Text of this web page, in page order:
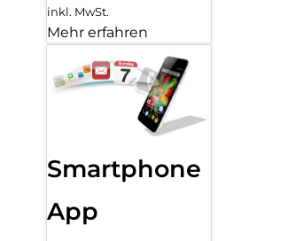
inkl. MwSt.
Mehr erfahren
Smartphone
App